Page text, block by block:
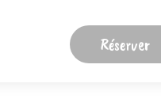
Réserver